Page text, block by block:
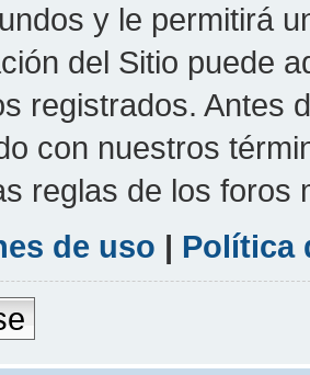
y le permitirá
del Sitio puede
registrados. Antes
con nuestros
reglas de los foros
de uso | Política